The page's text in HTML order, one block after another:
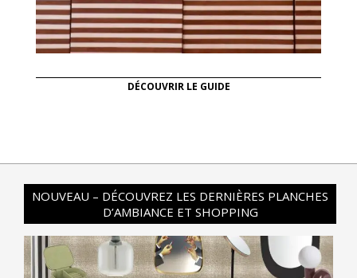
DÉCOUVRIR LE GUIDE
NOUVEAU – DÉCOUVREZ LES DERNIÈRES PLANCHES
D’AMBIANCE ET SHOPPING